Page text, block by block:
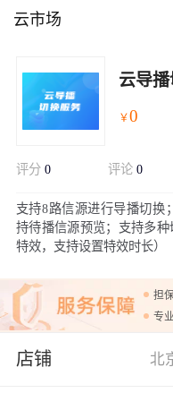
云市场
云导
￥0
评分 0 评论 0
支持8路信源进行导播切换
持待播信源预览；支持多
特效，支持设置特效时长）
担
专
店铺 北